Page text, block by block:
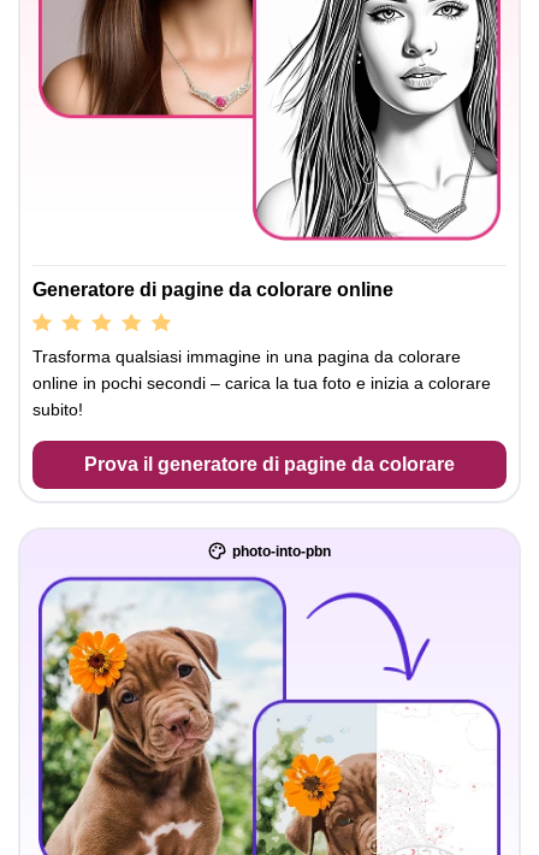
Generatore di pagine da colorare online
Trasforma qualsiasi immagine in una pagina da colorare
online in pochi secondi – carica la tua foto e inizia a colorare
subito!
Prova il generatore di pagine da colorare
photo-into-pbn